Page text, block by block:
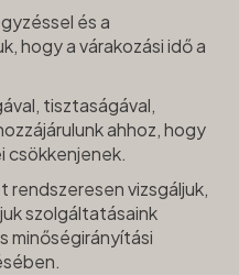
és a
hogy a várakozási idő a
tisztaságával,
ahhoz, hogy
csökkenjenek.
vizsgáljuk,
szolgáltatásaink
minőségirányítási